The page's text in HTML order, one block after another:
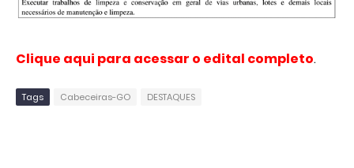
Clique aqui para acessar o edital completo.
Tags Cabeceiras-GO DESTAQUES